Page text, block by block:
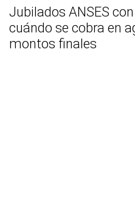
Jubilados ANSES
cuándo se cobra en
montos finales